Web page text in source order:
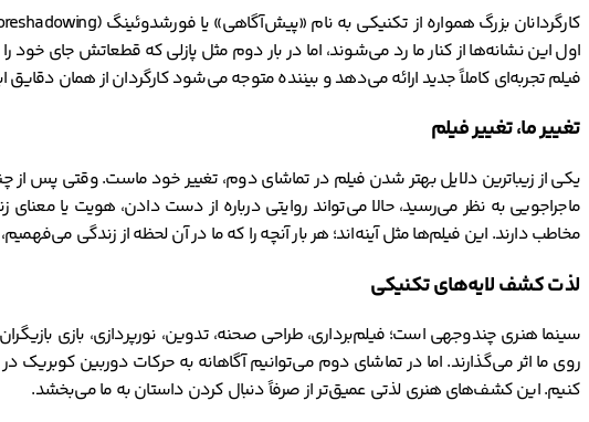
اول این نشانه‌ها از کنار ما رد می‌شوند، اما در بار دوم مثل پازلی که قطعاتش جای
فیلم تجربه‌ای کاملاً جدید ارائه می‌دهد و بیننده متوجه می‌شود کارگردان از همان
تغییر ما، تغییر فیلم
یکی از زیباترین دلایل بهتر شدن فیلم در تماشای دوم، تغییر خود ماست. وقتی پس
ماجراجویی به نظر می‌رسید، حالا می‌تواند روایتی درباره از دست دادن، هویت یا
مخاطب دارند. این فیلم‌ها مثل آینه‌اند؛ هر بار آنچه را که ما در آن لحظه از زندگی می‌فهمیم،
لذت کشف لایه‌های تکنیکی
سینما هنری چندوجهی است؛ فیلم‌برداری، طراحی صحنه، تدوین، نورپردازی، بازی
روی ما اثر می‌گذارند. اما در تماشای دوم می‌توانیم آگاهانه به حرکات دوربین
کنیم. این کشف‌های هنری لذتی عمیق‌تر از صرفاً دنبال کردن داستان به ما می‌بخشد.